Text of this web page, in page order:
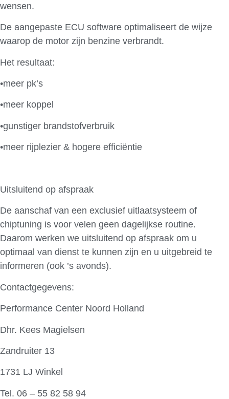
wensen.
De aangepaste ECU software optimaliseert de wijze
waarop de motor zijn benzine verbrandt.
Het resultaat:
•meer pk’s
•meer koppel
•gunstiger brandstofverbruik
•meer rijplezier & hogere efficiëntie
Uitsluitend op afspraak
De aanschaf van een exclusief uitlaatsysteem of
chiptuning is voor velen geen dagelijkse routine.
Daarom werken we uitsluitend op afspraak om u
optimaal van dienst te kunnen zijn en u uitgebreid te
informeren (ook ’s avonds).
Contactgegevens:
Performance Center Noord Holland
Dhr. Kees Magielsen
Zandruiter 13
1731 LJ Winkel
Tel. 06 – 55 82 58 94